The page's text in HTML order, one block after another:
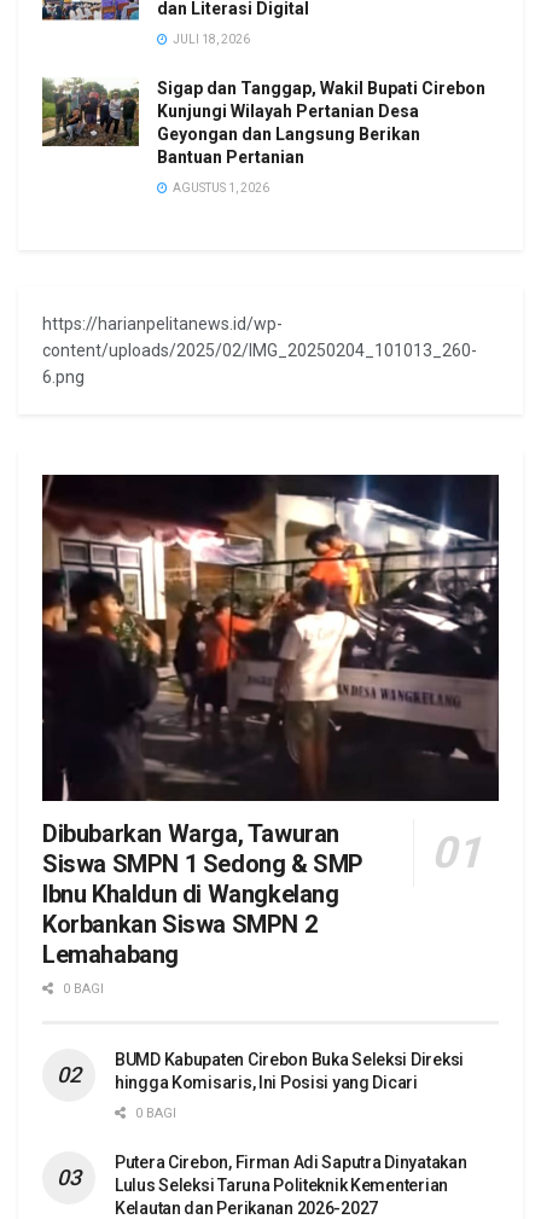
dan Literasi Digital
JULI 18, 2026
Sigap dan Tanggap, Wakil Bupati Cirebon
Kunjungi Wilayah Pertanian Desa
Geyongan dan Langsung Berikan
Bantuan Pertanian
AGUSTUS 1, 2026
https://harianpelitanews.id/wp-
content/uploads/2025/02/IMG_20250204_101013_260-
6.png
Dibubarkan Warga, Tawuran
Siswa SMPN 1 Sedong & SMP
Ibnu Khaldun di Wangkelang
Korbankan Siswa SMPN 2
Lemahabang
0 BAGI
BUMD Kabupaten Cirebon Buka Seleksi Direksi
hingga Komisaris, Ini Posisi yang Dicari
0 BAGI
Putera Cirebon, Firman Adi Saputra Dinyatakan
Lulus Seleksi Taruna Politeknik Kementerian
Kelautan dan Perikanan 2026-2027